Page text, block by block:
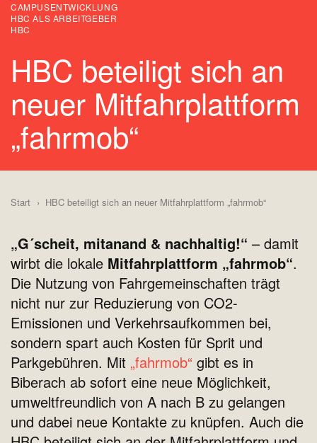
CAMPUSENTWICKLUNG
HBC ALS ARBEITGEBER
HBC
HBC beteiligt sich an
neuer Mitfahrplattform
„fahrmob“
Start HBC beteiligt sich an neuer Mitfahrplattform „fahrmob“
„G´scheit, mitanand & nachhaltig!“ – damit
wirbt die lokale Mitfahrplattform „fahrmob“.
Die Nutzung von Fahrgemeinschaften trägt
nicht nur zur Reduzierung von CO2-
Emissionen und Verkehrsaufkommen bei,
sondern spart auch Kosten für Sprit und
Parkgebühren. Mit „fahrmob“ gibt es in
Biberach ab sofort eine neue Möglichkeit,
umweltfreundlich von A nach B zu gelangen
und dabei neue Kontakte zu knüpfen. Auch die